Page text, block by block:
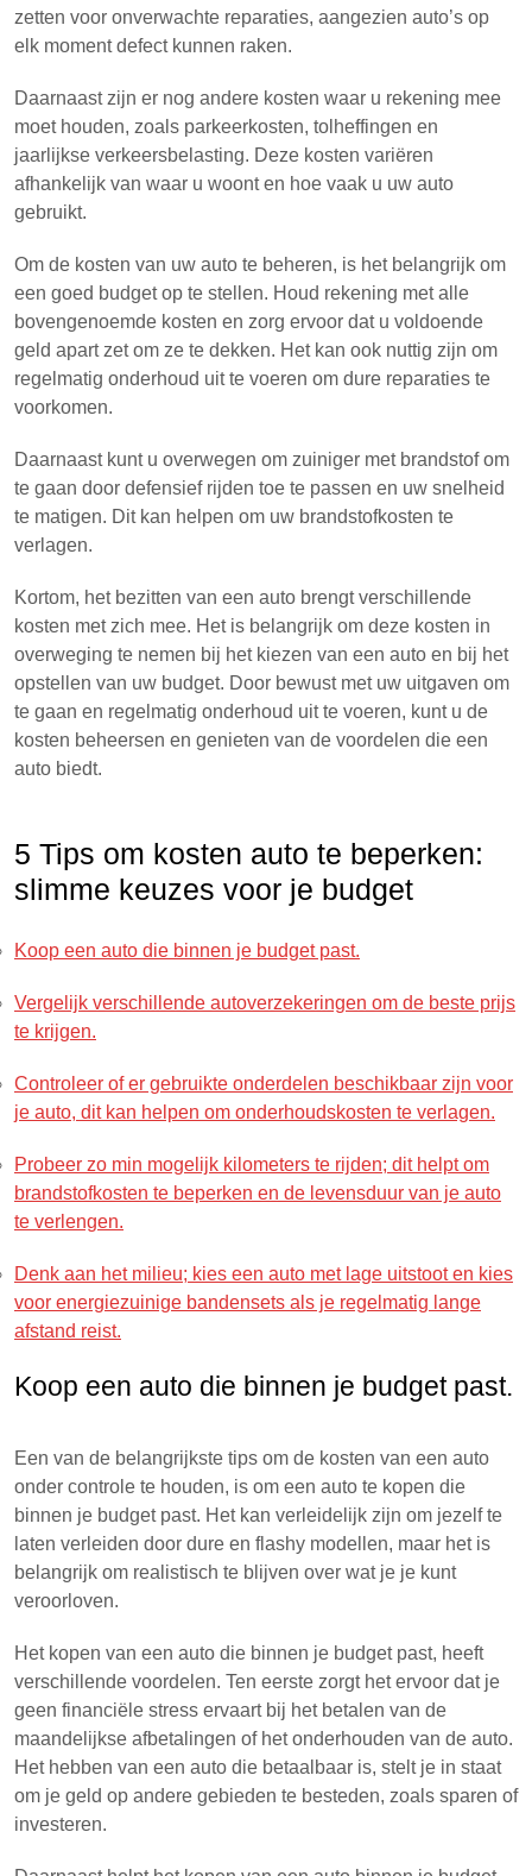
zetten voor onverwachte reparaties, aangezien auto’s op
elk moment defect kunnen raken.
Daarnaast zijn er nog andere kosten waar u rekening mee
moet houden, zoals parkeerkosten, tolheffingen en
jaarlijkse verkeersbelasting. Deze kosten variëren
afhankelijk van waar u woont en hoe vaak u uw auto
gebruikt.
Om de kosten van uw auto te beheren, is het belangrijk om
een goed budget op te stellen. Houd rekening met alle
bovengenoemde kosten en zorg ervoor dat u voldoende
geld apart zet om ze te dekken. Het kan ook nuttig zijn om
regelmatig onderhoud uit te voeren om dure reparaties te
voorkomen.
Daarnaast kunt u overwegen om zuiniger met brandstof om
te gaan door defensief rijden toe te passen en uw snelheid
te matigen. Dit kan helpen om uw brandstofkosten te
verlagen.
Kortom, het bezitten van een auto brengt verschillende
kosten met zich mee. Het is belangrijk om deze kosten in
overweging te nemen bij het kiezen van een auto en bij het
opstellen van uw budget. Door bewust met uw uitgaven om
te gaan en regelmatig onderhoud uit te voeren, kunt u de
kosten beheersen en genieten van de voordelen die een
auto biedt.
5 Tips om kosten auto te beperken:
slimme keuzes voor je budget
Koop een auto die binnen je budget past.
Vergelijk verschillende autoverzekeringen om de beste prijs
te krijgen.
Controleer of er gebruikte onderdelen beschikbaar zijn voor
je auto, dit kan helpen om onderhoudskosten te verlagen.
Probeer zo min mogelijk kilometers te rijden; dit helpt om
brandstofkosten te beperken en de levensduur van je auto
te verlengen.
Denk aan het milieu; kies een auto met lage uitstoot en kies
voor energiezuinige bandensets als je regelmatig lange
afstand reist.
Koop een auto die binnen je budget past.
Een van de belangrijkste tips om de kosten van een auto
onder controle te houden, is om een auto te kopen die
binnen je budget past. Het kan verleidelijk zijn om jezelf te
laten verleiden door dure en flashy modellen, maar het is
belangrijk om realistisch te blijven over wat je je kunt
veroorloven.
Het kopen van een auto die binnen je budget past, heeft
verschillende voordelen. Ten eerste zorgt het ervoor dat je
geen financiële stress ervaart bij het betalen van de
maandelijkse afbetalingen of het onderhouden van de auto.
Het hebben van een auto die betaalbaar is, stelt je in staat
om je geld op andere gebieden te besteden, zoals sparen of
investeren.